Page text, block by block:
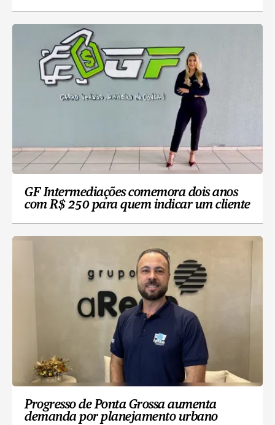
GF Intermediações comemora dois anos
com R$ 250 para quem indicar um cliente
Progresso de Ponta Grossa aumenta
demanda por planejamento urbano